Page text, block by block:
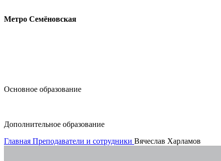
Метро Семёновская
Основное образование
Дополнительное образование
Главная Преподаватели и сотрудники Вячеслав Харламов